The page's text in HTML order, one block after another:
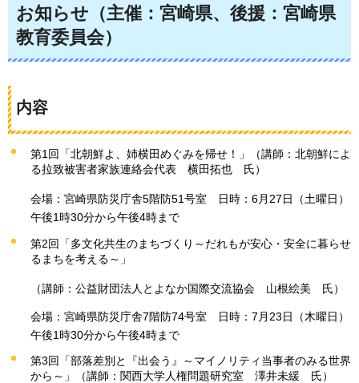
お知らせ（主催：宮崎県、後援：宮崎県
教育委員会）
内容
第1回「北朝鮮よ、姉横田めぐみを帰せ！」（講師：北朝鮮によ
る拉致被害者家族連絡会代表
横田拓也 氏）
会場：宮崎県防災庁舎5階防51号室 日時：6月27日（土曜日）
午後1時30分から午後4時まで
第2回「多文化共生のまちづくり～だれもが安心・安全に暮らせ
るまちを考える～」
（講師：公益財団法人とよなか国際交流協会 山根絵美 氏）
会場：宮崎県防災庁舎7階防74号室 日時：7月23日（木曜日）
午後1時30分から午後4時まで
第3回「部落差別と『出会う』～マイノリティ当事者のみる世界
から～」（講師：関西大学人権問題研究室
澤井未緩 氏）